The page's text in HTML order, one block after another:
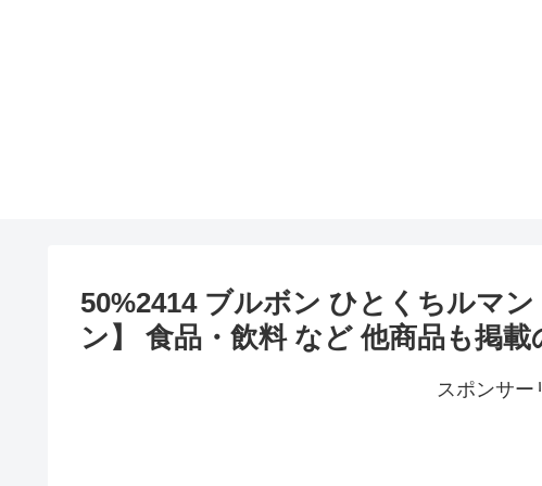
50%2414 ブルボン ひとくちルマ
ン】 食品・飲料 など 他商品も掲載
スポンサー